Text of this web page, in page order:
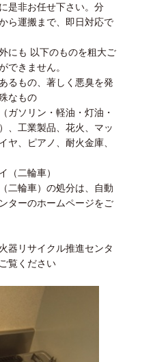
是非お任せ下さい。分
ら運搬まで、即日対応で
にも 以下のものを粗大ご
できません。
るもの、著しく悪臭を発
なもの
ガソリン・軽油・灯油・
、工業製品、花火、マッ
ヤ、ピアノ、耐火金庫、
（二輪車）
二輪車）の処分は、自動
ターのホームページをご
器リサイクル推進センタ
覧ください